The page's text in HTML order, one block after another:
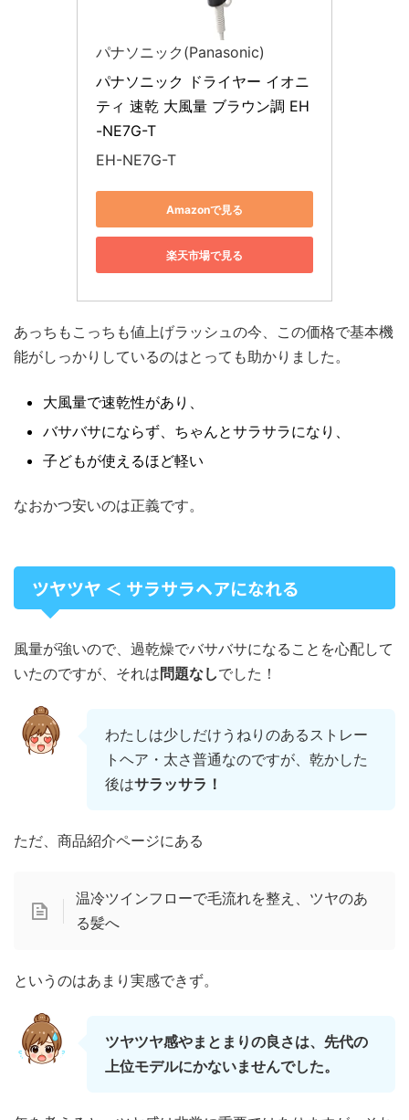
パナソニック(Panasonic)
パナソニック ドライヤー イオニ
ティ 速乾 大風量 ブラウン調 EH
-NE7G-T
EH-NE7G-T
Amazonで見る
楽天市場で見る
あっちもこっちも値上げラッシュの今、この価格で基本機
能がしっかりしているのはとっても助かりました。
大風量で速乾性があり、
バサバサにならず、ちゃんとサラサラになり、
子どもが使えるほど軽い
なおかつ安いのは正義です。
ツヤツヤ ＜ サラサラヘアになれる
風量が強いので、過乾燥でバサバサになることを心配して
いたのですが、それは問題なしでした！
わたしは少しだけうねりのあるストレー
トヘア・太さ普通なのですが、乾かした
後はサラッサラ！
ただ、商品紹介ページにある
温冷ツインフローで毛流れを整え、ツヤのあ
る髪へ
というのはあまり実感できず。
ツヤツヤ感やまとまりの良さは、先代の
上位モデルにかないませんでした。